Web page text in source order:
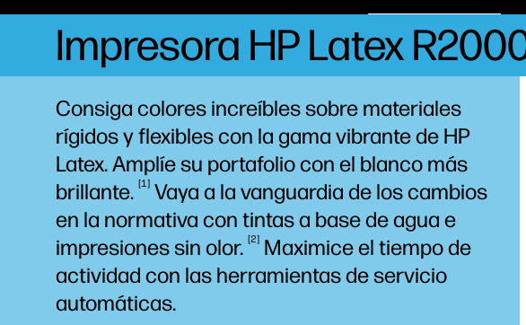
Impresora HP Latex
Consiga colores increíbles sobre materiales
rígidos y flexibles con la gama vibrante de HP
Latex. Amplíe su portafolio con el blanco más
brillante.
1
Vaya a la vanguardia de los cambios
en la normativa con tintas a base de agua e
impresiones sin olor. 2
Maximice el tiempo de
actividad con las herramientas de servicio
automáticas.